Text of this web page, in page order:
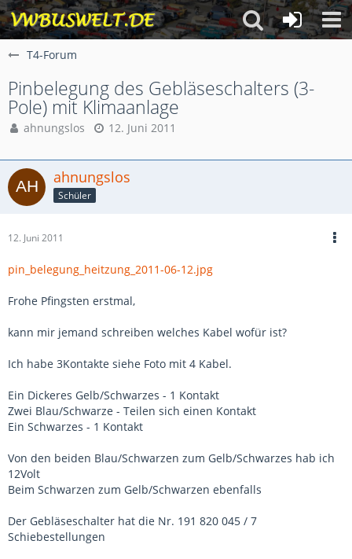
T4-Forum
Pinbelegung des Gebläseschalters (3-
Pole) mit Klimaanlage
ahnungslos 12. Juni 2011
ahnungslos
Schüler
12. Juni 2011
pin_belegung_heitzung_2011-06-12.jpg
Frohe Pfingsten erstmal,
kann mir jemand schreiben welches Kabel wofür ist?
Ich habe 3Kontakte siehe Foto mit 4 Kabel.
Ein Dickeres Gelb/Schwarzes - 1 Kontakt
Zwei Blau/Schwarze - Teilen sich einen Kontakt
Ein Schwarzes - 1 Kontakt
Von den beiden Blau/Schwarzen zum Gelb/Schwarzes hab ich
12Volt
Beim Schwarzen zum Gelb/Schwarzen ebenfalls
Der Gebläseschalter hat die Nr. 191 820 045 / 7
Schiebestellungen